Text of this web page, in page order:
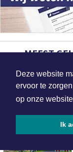
Deze website
ervoor te
op onze website
Ik